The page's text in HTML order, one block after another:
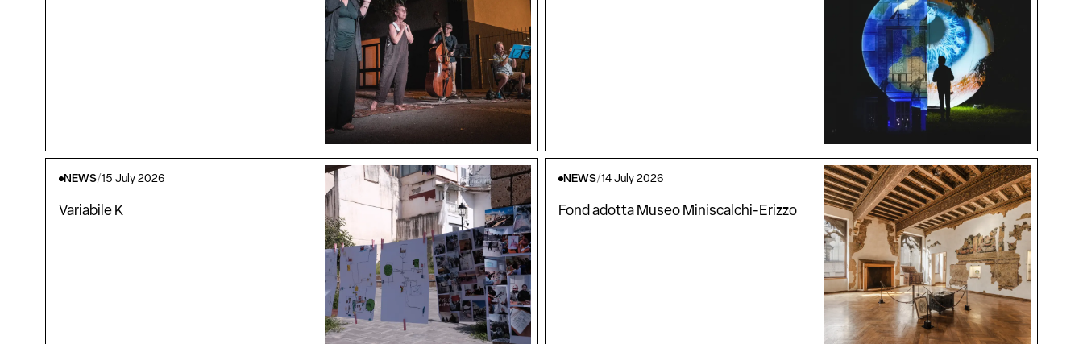
NEWS/15 July 2026
Variabile K
NEWS/14 July 2026
Fond adotta Museo Miniscalchi-Erizzo